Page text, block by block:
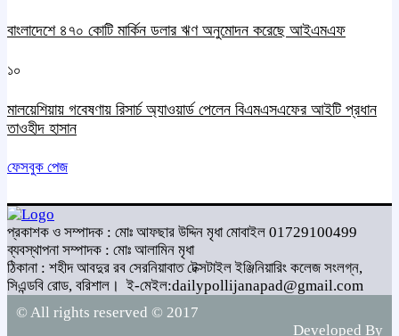
বাংলাদেশে ৪৭০ কোটি মার্কিন ডলার ঋণ অনুমোদন করেছে আইএমএফ
১০
মালয়েশিয়ায় গবেষণায় রিসার্চ অ্যাওয়ার্ড পেলেন বিএমএসএফের আইটি প্রধান
তাওহীদ হাসান
ফেসবুক পেজ
প্রকাশক ও সম্পাদক : মোঃ আফছার উদ্দিন মৃধা মোবাইল 01729100499
ব্যবস্থাপনা সম্পাদক : মোঃ আলামিন মৃধা
ঠিকানা : শহীদ আবদুর রব সেরনিয়াবাত টেক্সটাইল ইঞ্জিনিয়ারিং কলেজ সংলগ্ন,
সিএন্ডবি রোড, বরিশাল। ই-মেইল:dailypollijanapad@gmail.com
© All rights reserved © 2017
Developed By